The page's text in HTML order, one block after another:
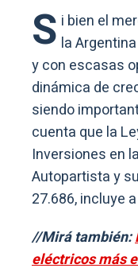
S i bien el
la
y con escasas
dinámica de
siendo
cuenta que la
Inversiones en
Autopartista y
27.686, incluye
//Mirá también:
eléctricos más